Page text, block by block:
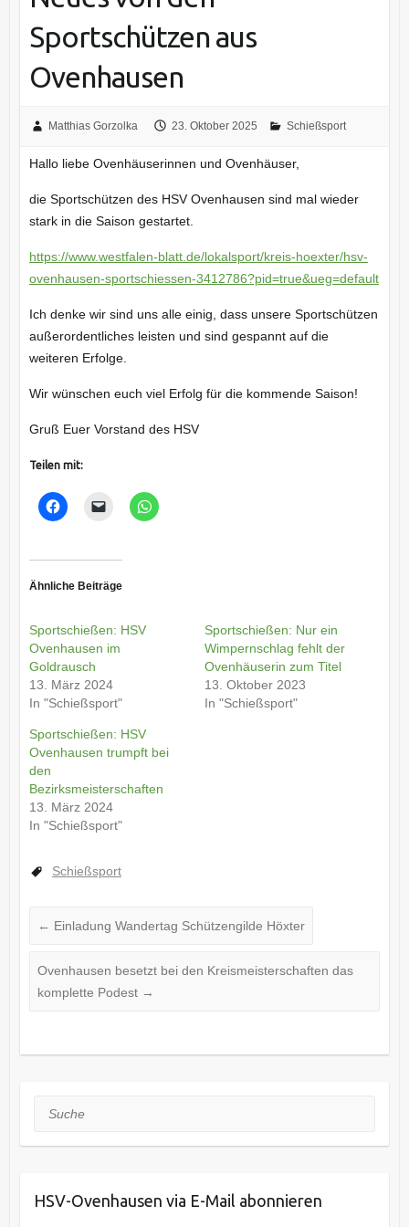
Sportschützen aus
Ovenhausen
Matthias Gorzolka 23. Oktober 2025 Schießsport
Hallo liebe Ovenhäuserinnen und Ovenhäuser,
die Sportschützen des HSV Ovenhausen sind mal wieder
stark in die Saison gestartet.
https://www.westfalen-blatt.de/lokalsport/kreis-hoexter/hsv-
ovenhausen-sportschiessen-3412786?pid=true&ueg=default
Ich denke wir sind uns alle einig, dass unsere Sportschützen
außerordentliches leisten und sind gespannt auf die
weiteren Erfolge.
Wir wünschen euch viel Erfolg für die kommende Saison!
Gruß Euer Vorstand des HSV
Teilen mit:
Ähnliche Beiträge
Sportschießen: HSV
Ovenhausen im
Goldrausch
13. März 2024
In "Schießsport"
Sportschießen: Nur ein
Wimpernschlag fehlt der
Ovenhäuserin zum Titel
13. Oktober 2023
In "Schießsport"
Sportschießen: HSV
Ovenhausen trumpft bei
den
Bezirksmeisterschaften
13. März 2024
In "Schießsport"
Schießsport
← Einladung Wandertag Schützengilde Höxter
Ovenhausen besetzt bei den Kreismeisterschaften das
komplette Podest →
Suche
HSV-Ovenhausen via E-Mail abonnieren